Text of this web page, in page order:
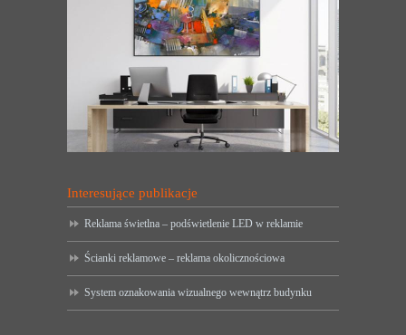
Interesujące publikacje
Reklama świetlna – podświetlenie LED w reklamie
Ścianki reklamowe – reklama okolicznościowa
System oznakowania wizualnego wewnątrz budynku